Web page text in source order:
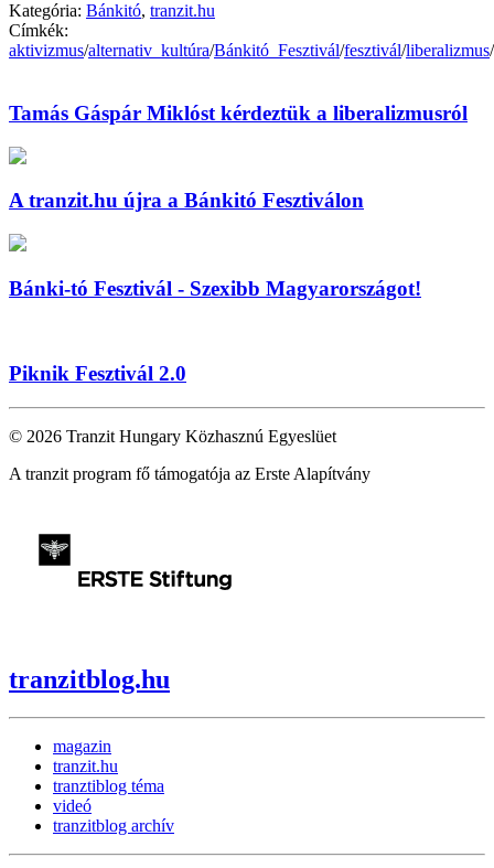
Kategória: Bánkitó, tranzit.hu
Címkék:
aktivizmus/alternativ_kultúra/Bánkitó_Fesztivál/fesztivál/liberalizmus/
Tamás Gáspár Miklóst kérdeztük a liberalizmusról
A tranzit.hu újra a Bánkitó Fesztiválon
Bánki-tó Fesztivál - Szexibb Magyarországot!
Piknik Fesztivál 2.0
© 2026 Tranzit Hungary Közhasznú Egyeslüet
A tranzit program fő támogatója az Erste Alapítvány
tranzitblog.hu
magazin
tranzit.hu
tranztiblog téma
videó
tranzitblog archív